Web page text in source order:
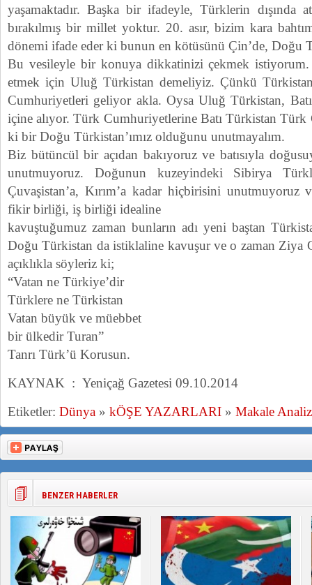
yaşamaktadır. Başka bir ifadeyle, Türklerin dışında
bırakılmış bir millet yoktur. 20. asır, bizim kara
dönemi ifade eder ki bunun en kötüsünü Çin’de, Doğu
Bu vesileyle bir konuya dikkatinizi çekmek istiyorum.
etmek için Uluğ Türkistan demeliyiz. Çünkü
Cumhuriyetleri geliyor akla. Oysa Uluğ Türkistan,
içine alıyor. Türk Cumhuriyetlerine Batı Türkistan
ki bir Doğu Türkistan’ımız olduğunu unutmayalım.
Biz bütüncül bir açıdan bakıyoruz ve batısıyla
unutmuyoruz. Doğunun kuzeyindeki Sibirya
Çuvaşistan’a, Kırım’a kadar hiçbirisini
fikir birliği, iş birliği idealine
kavuştuğumuz zaman bunların adı yeni baştan
Doğu Türkistan da istiklaline kavuşur ve o zaman Ziya
açıklıkla söyleriz ki;
“Vatan ne Türkiye’dir
Türklere ne Türkistan
Vatan büyük ve müebbet
bir ülkedir Turan”
Tanrı Türk’ü Korusun.
KAYNAK : Yeniçağ Gazetesi 09.10.2014
Etiketler: Dünya » kÖŞE YAZARLARI » Makale Analiz
BENZER HABERLER